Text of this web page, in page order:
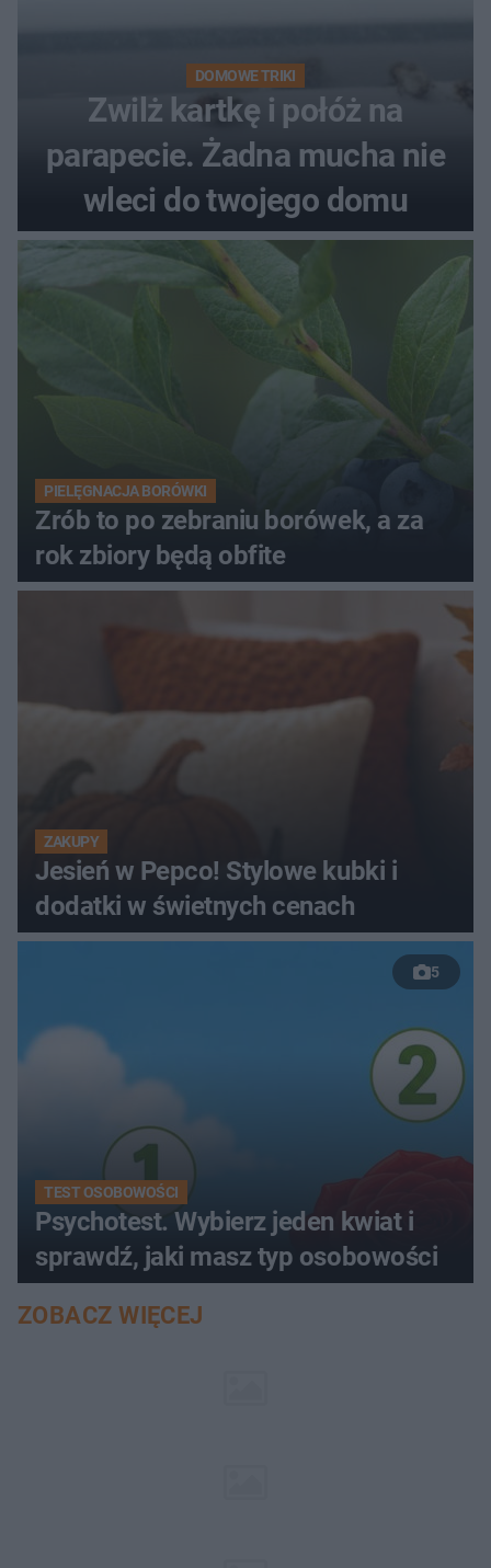
DOMOWE TRIKI
Zwilż kartkę i połóż na
parapecie. Żadna mucha nie
wleci do twojego domu
PIELĘGNACJA BORÓWKI
Zrób to po zebraniu borówek, a za
rok zbiory będą obfite
ZAKUPY
Jesień w Pepco! Stylowe kubki i
dodatki w świetnych cenach
5
TEST OSOBOWOŚCI
Psychotest. Wybierz jeden kwiat i
sprawdź, jaki masz typ osobowości
ZOBACZ WIĘCEJ